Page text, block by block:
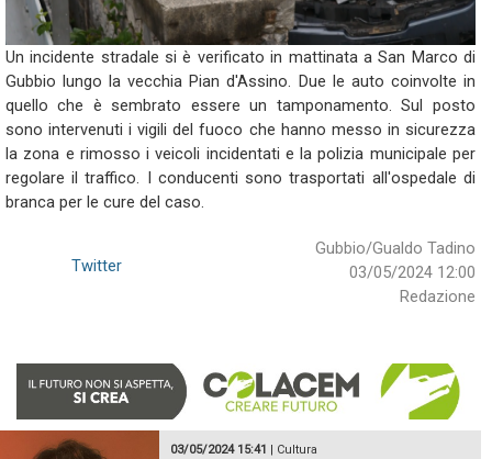
Un incidente stradale si è verificato in mattinata a San Marco di
Gubbio lungo la vecchia Pian d'Assino. Due le auto coinvolte in
quello che è sembrato essere un tamponamento. Sul posto
sono intervenuti i vigili del fuoco che hanno messo in sicurezza
la zona e rimosso i veicoli incidentati e la polizia municipale per
regolare il traffico. I conducenti sono trasportati all'ospedale di
branca per le cure del caso.
Gubbio/Gualdo Tadino
03/05/2024 12:00
Redazione
Twitter
03/05/2024 15:41 | Cultura